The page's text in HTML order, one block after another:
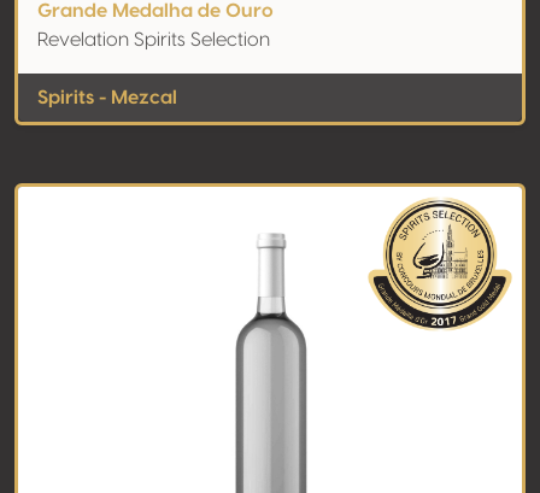
Grande Medalha de Ouro
Revelation Spirits Selection
Spirits - Mezcal